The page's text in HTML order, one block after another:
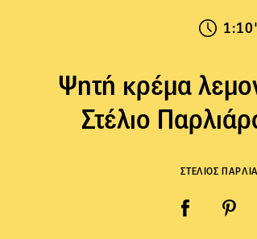
Ταξίδια
1:10'
Ψητή κρέμα
Στέλιο
ΣΤΕΛΙΟΣ